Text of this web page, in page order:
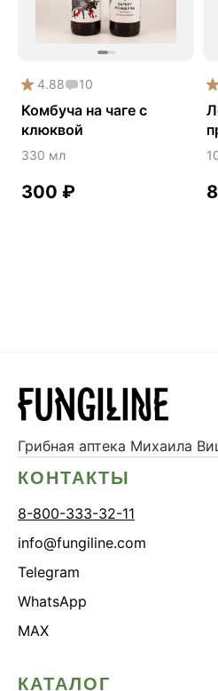
4.88 10
Комбуча на чаге с
клюквой
330 мл
300 ₽
Грибная аптека Михаила
КОНТАКТЫ
8-800-333-32-11
info@fungiline.com
Telegram
WhatsApp
MAX
КАТАЛОГ